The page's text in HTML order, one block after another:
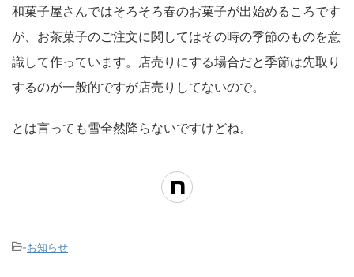
和菓子屋さんではそろそろ春のお菓子が出始めるころです
が、お茶菓子のご注文に関してはその時の季節のものを意
識して作っています。店売りにする場合だと季節は先取り
するのが一般的ですが店売りしてないので。
とは言っても雪全然降らないですけどね。
-お知らせ